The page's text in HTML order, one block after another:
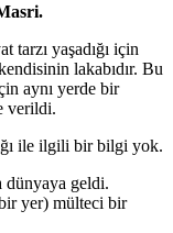
tarzı yaşadığı için
lakabıdır. Bu
aynı yerde bir
verildi.
ile ilgili bir bilgi yok.
dünyaya geldi.
yer) mülteci bir